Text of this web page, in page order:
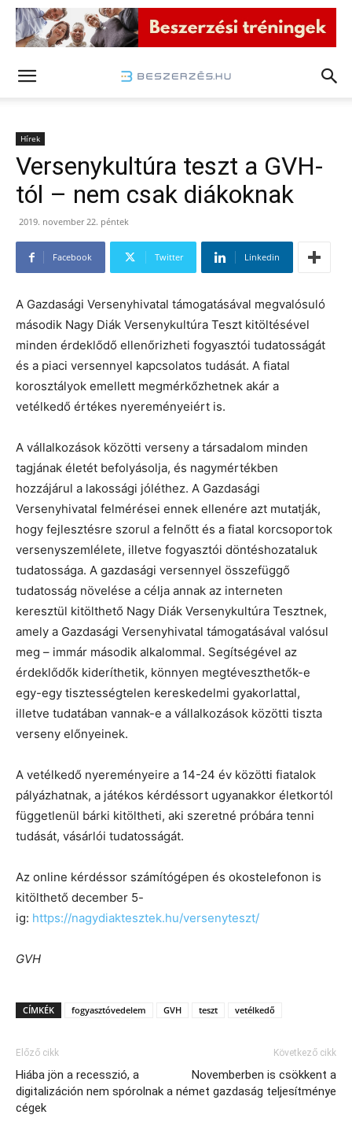
Hírek
Versenykultúra teszt a GVH-
tól – nem csak diákoknak
2019. november 22. péntek
Facebook Twitter Linkedin
A Gazdasági Versenyhivatal támogatásával megvalósuló
második Nagy Diák Versenykultúra Teszt kitöltésével
minden érdeklődő ellenőrizheti fogyasztói tudatosságát
és a piaci versennyel kapcsolatos tudását. A fiatal
korosztályok emellett megmérkőzhetnek akár a
vetélkedő értékes nyereményeiért is.
A vállalkozások közötti verseny a társadalom minden
tagjának életét befolyásolja, és nagymértékben
hozzájárul a lakossági jóléthez. A Gazdasági
Versenyhivatal felmérései ennek ellenére azt mutatják,
hogy fejlesztésre szorul a felnőtt és a fiatal korcsoportok
versenyszemlélete, illetve fogyasztói döntéshozataluk
tudatossága. A gazdasági versennyel összefüggő
tudatosság növelése a célja annak az interneten
keresztül kitölthető Nagy Diák Versenykultúra Tesztnek,
amely a Gazdasági Versenyhivatal támogatásával valósul
meg – immár második alkalommal. Segítségével az
érdeklődők kideríthetik, könnyen megtéveszthetők-e
egy-egy tisztességtelen kereskedelmi gyakorlattal,
illetve tudatában vannak-e a vállalkozások közötti tiszta
verseny előnyeinek.
A vetélkedő nyereményeire a 14-24 év közötti fiatalok
pályázhatnak, a játékos kérdéssort ugyanakkor életkortól
függetlenül bárki kitöltheti, aki szeretné próbára tenni
tudását, vásárlói tudatosságát.
Az online kérdéssor számítógépen és okostelefonon is
kitölthető december 5-
ig: https://nagydiaktesztek.hu/versenyteszt/
GVH
CÍMKÉK fogyasztóvedelem GVH teszt vetélkedő
Előző cikk
Hiába jön a recesszió, a
digitalizáción nem spórolnak a
cégek
Következő cikk
Novemberben is csökkent a
német gazdaság teljesítménye